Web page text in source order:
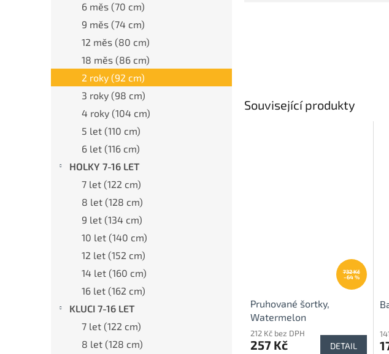
6 měs (70 cm)
9 měs (74 cm)
12 měs (80 cm)
18 měs (86 cm)
2 roky (92 cm)
3 roky (98 cm)
4 roky (104 cm)
5 let (110 cm)
6 let (116 cm)
HOLKY 7-16 LET
7 let (122 cm)
8 let (128 cm)
9 let (134 cm)
10 let (140 cm)
12 let (152 cm)
14 let (160 cm)
16 let (162 cm)
KLUCI 7-16 LET
7 let (122 cm)
8 let (128 cm)
Související produkty
732 Kč
–64 %
Pruhované šortky,
Watermelon
212 Kč bez DPH
257 Kč DETAIL